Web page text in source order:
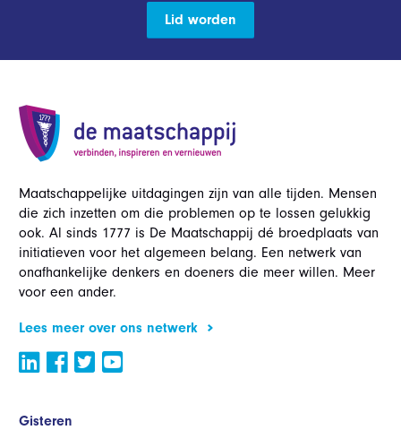
Lid worden
Maatschappelijke uitdagingen zijn van alle tijden. Mensen
die zich inzetten om die problemen op te lossen gelukkig
ook. Al sinds 1777 is De Maatschappij dé broedplaats van
initiatieven voor het algemeen belang. Een netwerk van
onafhankelijke denkers en doeners die meer willen. Meer
voor een ander.
Lees meer over ons netwerk
Gisteren